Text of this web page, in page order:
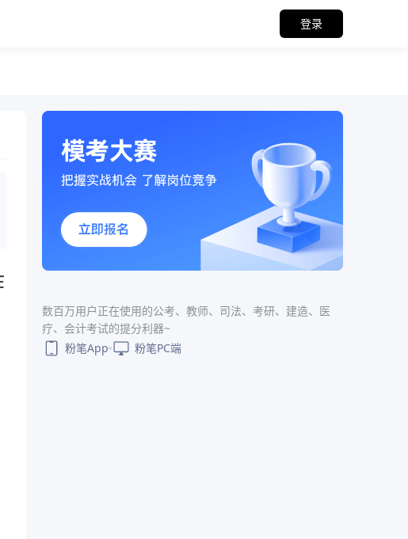
登录
数百万用户正在使用的公考、教师、司法、考研、建造、医
疗、会计考试的提分利器~
粉笔App
粉笔PC端